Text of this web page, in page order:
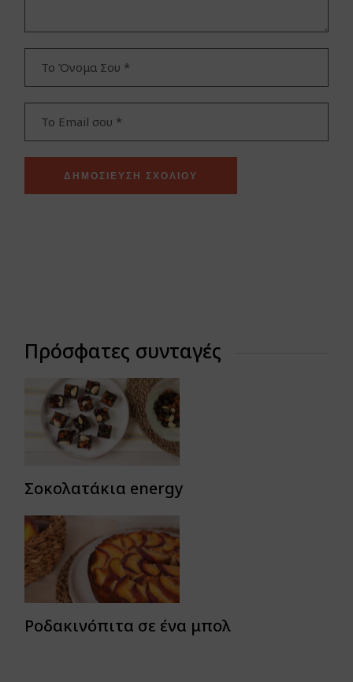
ΔΗΜΟΣΊΕΥΣΗ ΣΧΟΛΊΟΥ
Πρόσφατες συνταγές
Σοκολατάκια energy
Ροδακινόπιτα σε ένα μπολ